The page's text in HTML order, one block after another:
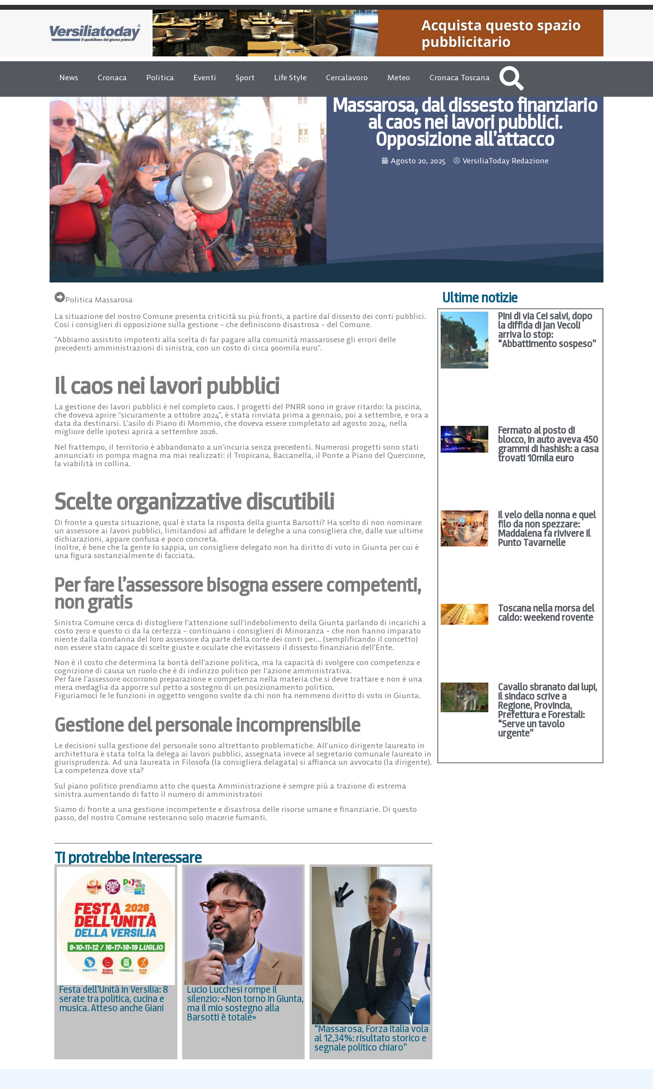
News Cronaca Politica Eventi Sport Life Style Cercalavoro Meteo Cronaca Toscana
Massarosa, dal dissesto finanziario
al caos nei lavori pubblici.
Opposizione all’attacco
Agosto 20, 2025 VersiliaToday Redazione
Politica Massarosa
La situazione del nostro Comune presenta criticità su più fronti, a partire dal dissesto dei conti pubblici.
Cosi i consiglieri di opposizione sulla gestione – che definiscono disastrosa – del Comune.
“Abbiamo assistito impotenti alla scelta di far pagare alla comunità massarosese gli errori delle
precedenti amministrazioni di sinistra, con un costo di circa 900mila euro”.
Il caos nei lavori pubblici
La gestione dei lavori pubblici è nel completo caos. I progetti del PNRR sono in grave ritardo: la piscina,
che doveva aprire “sicuramente a ottobre 2024”, è stata rinviata prima a gennaio, poi a settembre, e ora a
data da destinarsi. L’asilo di Piano di Mommio, che doveva essere completato ad agosto 2024, nella
migliore delle ipotesi aprirà a settembre 2026.
Nel frattempo, il territorio è abbandonato a un’incuria senza precedenti. Numerosi progetti sono stati
annunciati in pompa magna ma mai realizzati: il Tropicana, Baccanella, il Ponte a Piano del Quercione,
la viabilità in collina.
Scelte organizzative discutibili
Di fronte a questa situazione, qual è stata la risposta della giunta Barsotti? Ha scelto di non nominare
un assessore ai lavori pubblici, limitandosi ad affidare le deleghe a una consigliera che, dalle sue ultime
dichiarazioni, appare confusa e poco concreta.
Inoltre, è bene che la gente lo sappia, un consigliere delegato non ha diritto di voto in Giunta per cui è
una figura sostanzialmente di facciata.
Per fare l’assessore bisogna essere competenti,
non gratis
Sinistra Comune cerca di distogliere l’attenzione sull’indebolimento della Giunta parlando di incarichi a
costo zero e questo ci da la certezza – continuano i consiglieri di Minoranza – che non hanno imparato
niente dalla condanna del loro assessore da parte della corte dei conti per… (semplificando il concetto)
non essere stato capace di scelte giuste e oculate che evitassero il dissesto finanziario dell’Ente.
Non è il costo che determina la bontà dell’azione politica, ma la capacità di svolgere con competenza e
cognizione di causa un ruolo che è di indirizzo politico per l’azione amministrativa.
Per fare l’assessore occorrono preparazione e competenza nella materia che si deve trattare e non è una
mera medaglia da apporre sul petto a sostegno di un posizionamento politico.
Figuriamoci le le funzioni in oggetto vengono svolte da chi non ha nemmeno diritto di voto in Giunta.
Gestione del personale incomprensibile
Le decisioni sulla gestione del personale sono altrettanto problematiche. All’unico dirigente laureato in
architettura è stata tolta la delega ai lavori pubblici, assegnata invece al segretario comunale laureato in
giurisprudenza. Ad una laureata in Filosofa (la consigliera delagata) si affianca un avvocato (la dirigente).
La competenza dove sta?
Sul piano politico prendiamo atto che questa Amministrazione è sempre più a trazione di estrema
sinistra aumentando di fatto il numero di amministratori
Siamo di fronte a una gestione incompetente e disastrosa delle risorse umane e finanziarie. Di questo
passo, del nostro Comune resteranno solo macerie fumanti.
Ti protrebbe interessare
Festa dell’Unità in Versilia: 8
serate tra politica, cucina e
musica. Atteso anche Giani
Lucio Lucchesi rompe il
silenzio: «Non torno in Giunta,
ma il mio sostegno alla
Barsotti è totale»
“Massarosa, Forza Italia vola
al 12,34%: risultato storico e
segnale politico chiaro”
Ultime notizie
Pini di via Cei salvi, dopo
la diffida di Jan Vecoli
arriva lo stop:
“Abbattimento sospeso”
Fermato al posto di
blocco, in auto aveva 450
grammi di hashish: a casa
trovati 10mila euro
Il velo della nonna e quel
filo da non spezzare:
Maddalena fa rivivere il
Punto Tavarnelle
Toscana nella morsa del
caldo: weekend rovente
Cavallo sbranato dai lupi,
il sindaco scrive a
Regione, Provincia,
Prefettura e Forestali:
“Serve un tavolo
urgente”